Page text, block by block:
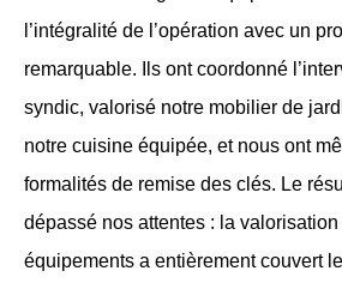
l’intégralité de l’opération avec un
remarquable. Ils ont coordonné
syndic, valorisé notre mobilier de
notre cuisine équipée, et nous ont
formalités de remise des clés. Le
dépassé nos attentes : la
équipements a entièrement couvert